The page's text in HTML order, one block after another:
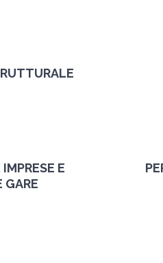
E
GARE